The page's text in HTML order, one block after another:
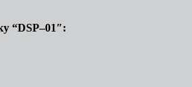
“DSP–01″: